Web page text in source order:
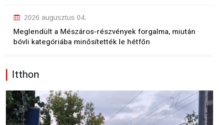
2026 augusztus 04.
Meglendült a Mészáros-részvények forgalma, miután
bóvli kategóriába minősítették le hétfőn
Itthon